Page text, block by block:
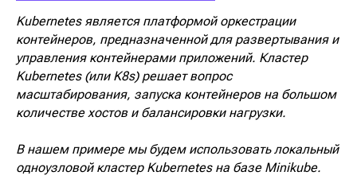
Kubernetes является платформой оркестрации
контейнеров, предназначенной для развертывания и
управления контейнерами приложений. Кластер
Kubernetes (или K8s) решает вопрос
масштабирования, запуска контейнеров на большом
количестве хостов и балансировки нагрузки.
В нашем примере мы будем использовать локальный
одноузловой кластер Kubernetes на базе Minikube.